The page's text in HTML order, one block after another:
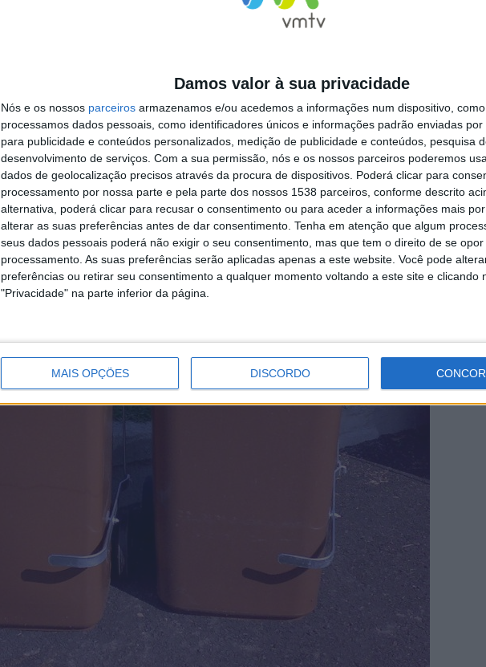
Damos valor à sua privacidade
Nós e os nossos parceiros armazenamos e/ou acedemos a informações num dispositivo,
processamos dados pessoais, como identificadores únicos e informações padrão enviadas
para publicidade e conteúdos personalizados, medição de publicidade e conteúdos, pesquisa
desenvolvimento de serviços. Com a sua permissão, nós e os nossos parceiros poderemos
dados de geolocalização precisos através da procura de dispositivos. Poderá clicar para
processamento por nossa parte e pela parte dos nossos 1538 parceiros, conforme descrito
alternativa, poderá clicar para recusar o consentimento ou para aceder a informações mais
alterar as suas preferências antes de dar consentimento. Tenha em atenção que algum
seus dados pessoais poderá não exigir o seu consentimento, mas que tem o direito de se
processamento. As suas preferências serão aplicadas apenas a este website. Você pode
preferências ou retirar seu consentimento a qualquer momento voltando a este site e clicando
"Privacidade" na parte inferior da página.
MAIS OPÇÕES DISCORDO